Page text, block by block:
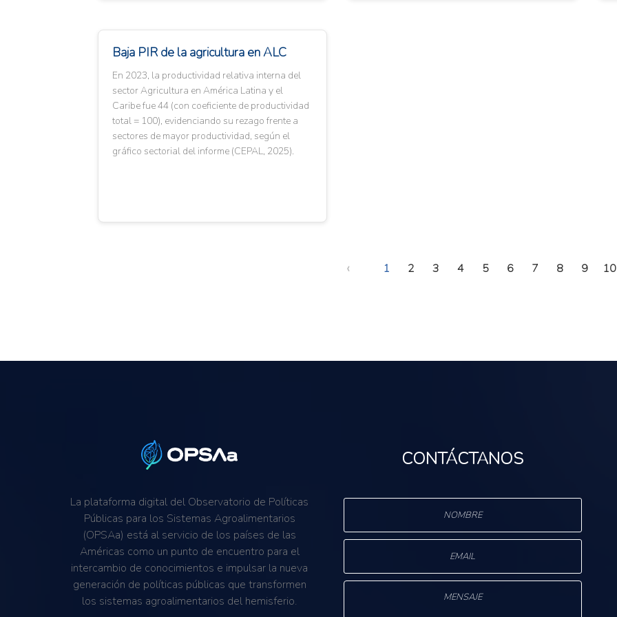
Baja PIR de la agricultura en ALC
En 2023, la productividad relativa interna del
sector Agricultura en América Latina y el
Caribe fue 44 (con coeficiente de productividad
total = 100), evidenciando su rezago frente a
sectores de mayor productividad, según el
gráfico sectorial del informe (CEPAL, 2025).
‹ 1 2 3 4 5 6 7 8 9 10
La plataforma digital del Observatorio de Políticas
Públicas para los Sistemas Agroalimentarios
(OPSAa) está al servicio de los países de las
Américas como un punto de encuentro para el
intercambio de conocimientos e impulsar la nueva
generación de políticas públicas que transformen
los sistemas agroalimentarios del hemisferio.
CONTÁCTANOS